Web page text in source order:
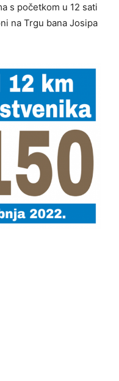
s početkom u 12 sati
na Trgu bana Josipa